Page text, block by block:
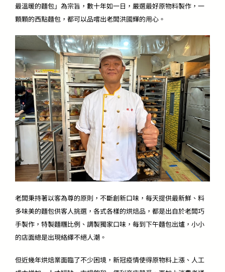
最溫暖的麵包」為宗旨，數十年如一日，嚴選最好原物料製作，一
顆顆的西點麵包，都可以品嚐出老闆洪國輝的用心。
老闆秉持著以客為尊的原則，不斷創新口味，每天提供最新鮮、料
多味美的麵包供客人挑選，各式各樣的烘焙品，都是出自於老闆巧
手製作，特製麵糰比例、調製獨家口味，每到下午麵包出爐，小小
的店面總是出現絡繹不絕人潮。
但近幾年烘焙業面臨了不少困境，新冠疫情使得原物料上漲、人工